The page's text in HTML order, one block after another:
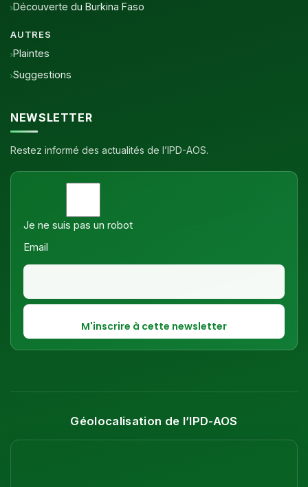
Découverte du Burkina Faso
AUTRES
Plaintes
Suggestions
NEWSLETTER
Restez informé des actualités de l’IPD-AOS.
Je ne suis pas un robot
Email
Géolocalisation de l’IPD-AOS